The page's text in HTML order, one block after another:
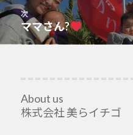
ゲ
シ
投
稿:
次
次
の
ママさん?
About us
株式会社 美らイチゴ